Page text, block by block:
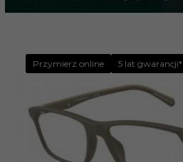
Przymierz online 5 lat gwarancji*